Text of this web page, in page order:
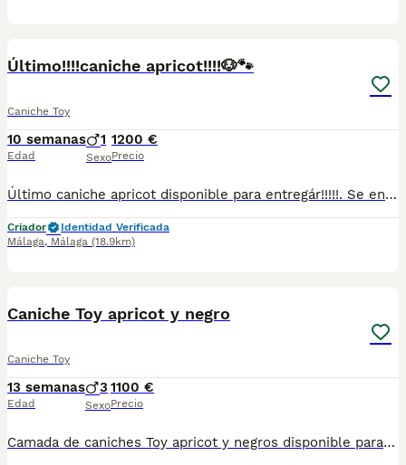
Último!!!!caniche apricot!!!!🐶🐾
Caniche Toy
10 semanas
Edad
1
Sexo
1200 €
Precio
Último caniche apricot disponible para entregár!!!!!. Se entrega con toda la documentación al día, vacunados desparasitados y con la cartilla adecuada a su edad . Nuestros cachorros están criados con mucho amor y mimos en ambiente familiar. Súper sociables y cariñosos. Se encuentran en Sevilla,también disponemos de transporte . Cualquier duda pregunten sin compromiso ☺️
Criador
Identidad Verificada
Málaga, Málaga (18.9km)
Caniche Toy apricot y negro
Caniche Toy
13 semanas
Edad
3
Sexo
1100 €
Precio
Camada de caniches Toy apricot y negros disponible para entregár. Se entrega con toda la documentación al día, vacunados desparasitados y con la cartilla adecuada a su edad . Nuestros cachorros están criados con mucho amor y mimos en ambiente familiar. Súper sociables y cariñosos. Se encuentran en Sevilla,también disponemos de transporte . Cualquier duda pregunten sin compromiso ☺️